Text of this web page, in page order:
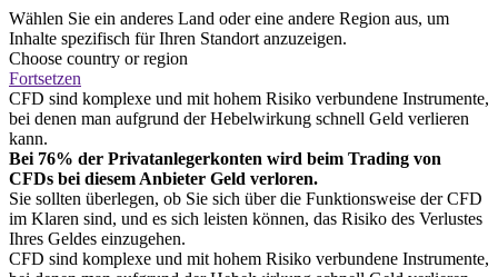
Wählen Sie ein anderes Land oder eine andere Region aus, um
Inhalte spezifisch für Ihren Standort anzuzeigen.
Choose country or region
Fortsetzen
CFD sind komplexe und mit hohem Risiko verbundene Instrumente,
bei denen man aufgrund der Hebelwirkung schnell Geld verlieren
kann.
Bei 76% der Privatanlegerkonten wird beim Trading von
CFDs bei diesem Anbieter Geld verloren.
Sie sollten überlegen, ob Sie sich über die Funktionsweise der CFD
im Klaren sind, und es sich leisten können, das Risiko des Verlustes
Ihres Geldes einzugehen.
CFD sind komplexe und mit hohem Risiko verbundene Instrumente,